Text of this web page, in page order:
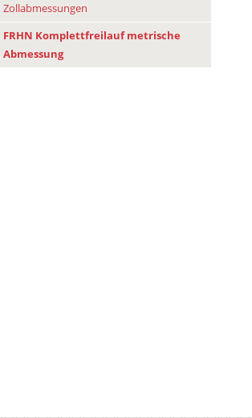
Zollabmessungen
FRHN Komplettfreilauf metrische
Abmessung